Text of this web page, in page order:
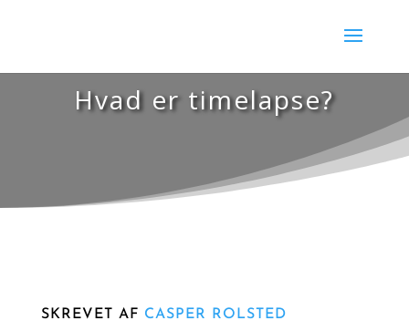
Hvad er timelapse?
SKREVET AF CASPER ROLSTED